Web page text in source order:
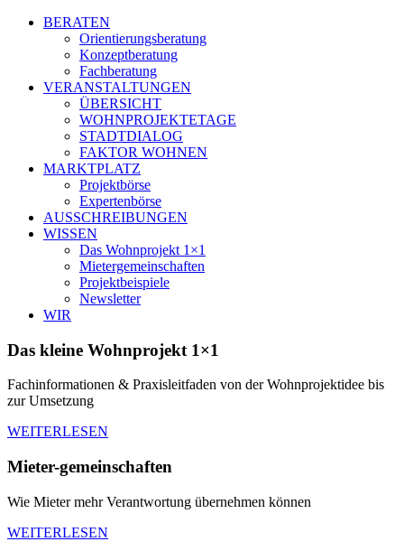
BERATEN
Orientierungsberatung
Konzeptberatung
Fachberatung
VERANSTALTUNGEN
ÜBERSICHT
WOHNPROJEKTETAGE
STADTDIALOG
FAKTOR WOHNEN
MARKTPLATZ
Projektbörse
Expertenbörse
AUSSCHREIBUNGEN
WISSEN
Das Wohnprojekt 1×1
Mietergemeinschaften
Projektbeispiele
Newsletter
WIR
Das kleine Wohnprojekt 1×1
Fachinformationen & Praxisleitfaden von der Wohnprojektidee bis
zur Umsetzung
WEITERLESEN
Mieter-gemeinschaften
Wie Mieter mehr Verantwortung übernehmen können
WEITERLESEN